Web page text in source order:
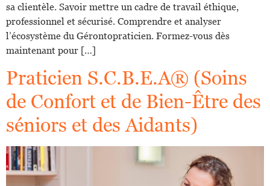
sa clientèle. Savoir mettre un cadre de travail éthique,
professionnel et sécurisé. Comprendre et analyser
l’écosystème du Gérontopraticien. Formez-vous dès
maintenant pour […]
Praticien S.C.B.E.A® (Soins
de Confort et de Bien-Être des
séniors et des Aidants)